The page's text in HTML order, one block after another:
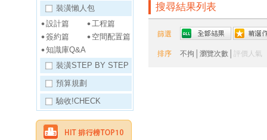
裝潢懶人包
設計篇
工程篇
簽約篇
空間配置篇
知識庫Q&A
裝潢STEP BY STEP
預算規劃
驗收!CHECK
搜尋結果列表
篩選
排序 不拘 瀏覽次數 評價人氣